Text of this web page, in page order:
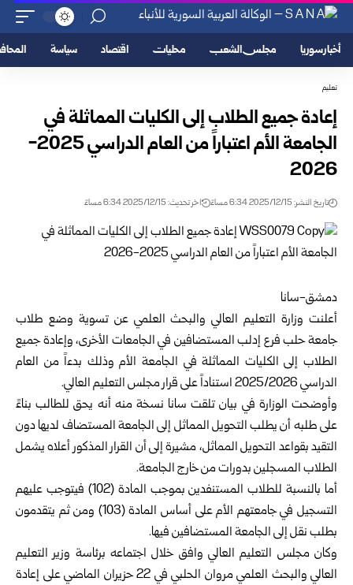
أخبار سوريا مجلس الشعب محليات اقتصاد سياسة
تعليم
إعادة جميع الطلاب إلى الكليات المماثلة في
الجامعة الأم اعتباراً من العام الدراسي 2025-
2026
تاريخ النشر: 2025/12/15 6:34 مساءً اخر تحديث: 2025/12/15 6:34 مساءً
دمشق-سانا
أعلنت وزارة التعليم العالي والبحث العلمي عن تسوية وضع طلاب
جامعةحلبفرع إدلب المستضافين في الجامعات الأخرى، وإعادة جميع
الطلاب إلى الكليات المماثلة في الجامعة الأم وذلك بدءاً من العام
الدراسي 2025/2026 استناداً على قرار مجلس التعليم العالي.
وأوضحت الوزارة في بيان تلقت سانا نسخة منه أنه يحق للطالب بناءً
على طلبه أن يطلب التحويل المماثل إلى الجامعة المستضاف لديها دون
التقيد بقواعد التحويل المماثل، مشيرة إلى أن القرار المذكور أعلاه يشمل
الطلاب المسجلين بدورات من خارج الجامعة.
أما بالنسبة للطلاب المستنفدين بموجب المادة (102) فيتوجب عليهم
التسجيل في جامعتهم الأم على أساس المادة (103) ومن ثم يتقدمون
بطلب نقل إلى الجامعة المستضافين فيها.
وكان مجلس التعليم العالي وافق خلال اجتماعه برئاسة وزير التعليم
العالي والبحث العلمي مروان الحلبي في 22 حزيران الماضي على إعادة